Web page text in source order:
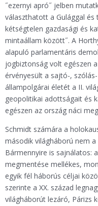
˝ezernyi apró˝ jelben
választhatott a Gulággal
kétségtelen gazdasági és
mintaállam között˝. A
alapuló parlamentáris
jogbiztonság volt egészen
érvényesült a sajtó-,
állampolgárai életét a II.
geopolitikai adottságait és
egészen az ország náci
Schmidt számára a
második világháború nem
Bármennyire is sajnálatos:
megmentése mellékes,
egyik fél háborús céljai
szerinte a XX. század
világháborút lezáró, Párizs